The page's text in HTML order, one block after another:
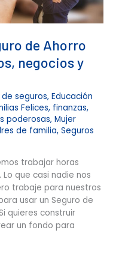
de Ahorro
negocios y
seguros,Educación
Felices, finanzas,
poderosas,Mujer
de familia,Seguros
trabajar horas
que casi nadie nos
trabaje para nuestros
usar un Seguro de
quieres construir
un fondo para